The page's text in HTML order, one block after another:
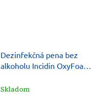
Dezinfekčná pena bez
alkoholu Incidin OxyFoam
Skladom